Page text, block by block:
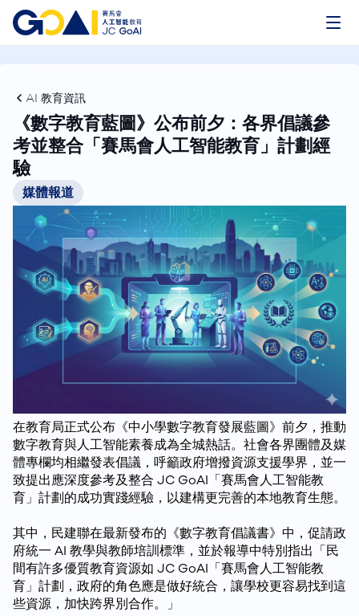
AI 教育資訊
《數字教育藍圖》公布前夕：各界倡議參
考並整合「賽馬會人工智能教育」計劃經
驗
媒體報道
在教育局正式公布《中小學數字教育發展藍圖》前夕，推動
數字教育與人工智能素養成為全城熱話。社會各界團體及媒
體專欄均相繼發表倡議，呼籲政府增撥資源支援學界，並一
致提出應深度參考及整合 JC GoAI「賽馬會人工智能教
育」計劃的成功實踐經驗，以建構更完善的本地教育生態。
其中，民建聯在最新發布的《數字教育倡議書》中，促請政
府統一 AI 教學與教師培訓標準，並於報導中特別指出「民
間有許多優質教育資源如 JC GoAI「賽馬會人工智能教
育」計劃，政府的角色應是做好統合，讓學校更容易找到這
些資源，加快跨界別合作。」